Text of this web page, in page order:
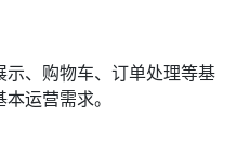
、购物车、订单处理等基
运营需求。